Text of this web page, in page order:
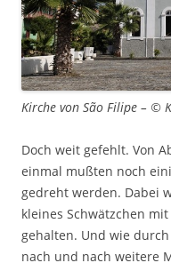
Kirche von São Filipe – ©
Doch weit gefehlt. Von
einmal mußten noch
gedreht werden. Dabei
kleines Schwätzchen
gehalten. Und wie
nach und nach weitere